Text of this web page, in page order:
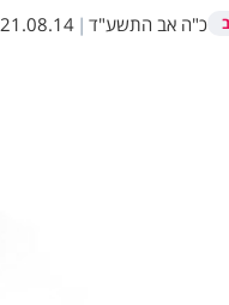
כ"ה אב התשע"ד |
21.08.14